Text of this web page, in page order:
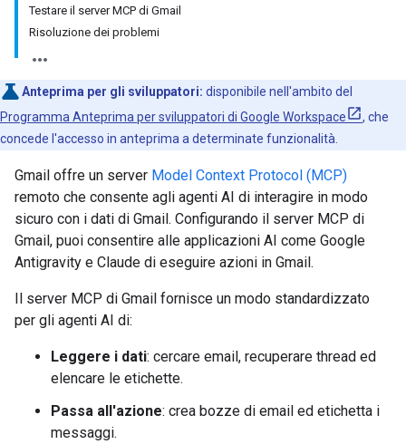
Testare il server MCP di Gmail
Risoluzione dei problemi
Anteprima per gli sviluppatori: disponibile nell'ambito del
Programma Anteprima per sviluppatori di Google Workspace
, che
concede l'accesso in anteprima a determinate funzionalità.
Gmail offre un server Model Context Protocol (MCP)
remoto che consente agli agenti AI di interagire in modo
sicuro con i dati di Gmail. Configurando il server MCP di
Gmail, puoi consentire alle applicazioni AI come Google
Antigravity e Claude di eseguire azioni in Gmail.
Il server MCP di Gmail fornisce un modo standardizzato
per gli agenti AI di:
Leggere i dati: cercare email, recuperare thread ed
elencare le etichette.
Passa all'azione: crea bozze di email ed etichetta i
messaggi.